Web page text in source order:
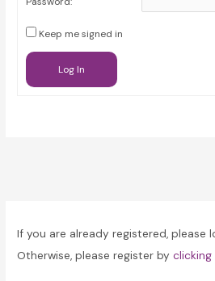
Keep me signed in
Log In
If you are already registered, please
Otherwise, please register byclicking